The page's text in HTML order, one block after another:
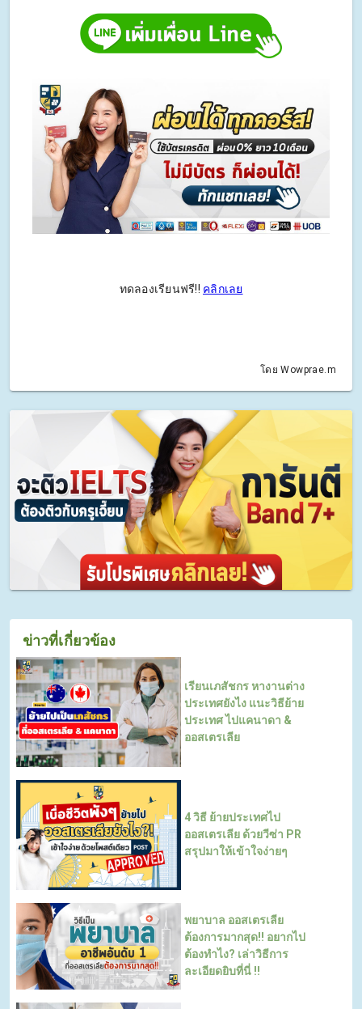
ทดลองเรียนฟรี!! คลิกเลย
โดย Wowprae.m
ข่าวที่เกี่ยวข้อง
เรียนเภสัชกร หางานต่าง
ประเทศยังไง แนะวิธีย้าย
ประเทศ ไปแคนาดา &
ออสเตรเลีย
4 วิธี ย้ายประเทศไป
ออสเตรเลีย ด้วยวีซ่า PR
สรุปมาให้เข้าใจง่ายๆ
พยาบาล ออสเตรเลีย
ต้องการมากสุด!! อยากไป
ต้องทำไง? เล่าวิธีการ
ละเอียดยิบที่นี่ !!